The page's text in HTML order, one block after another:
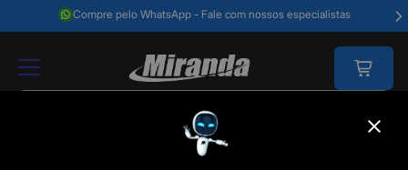
Compre pelo WhatsApp - Fale com nossos especialistas